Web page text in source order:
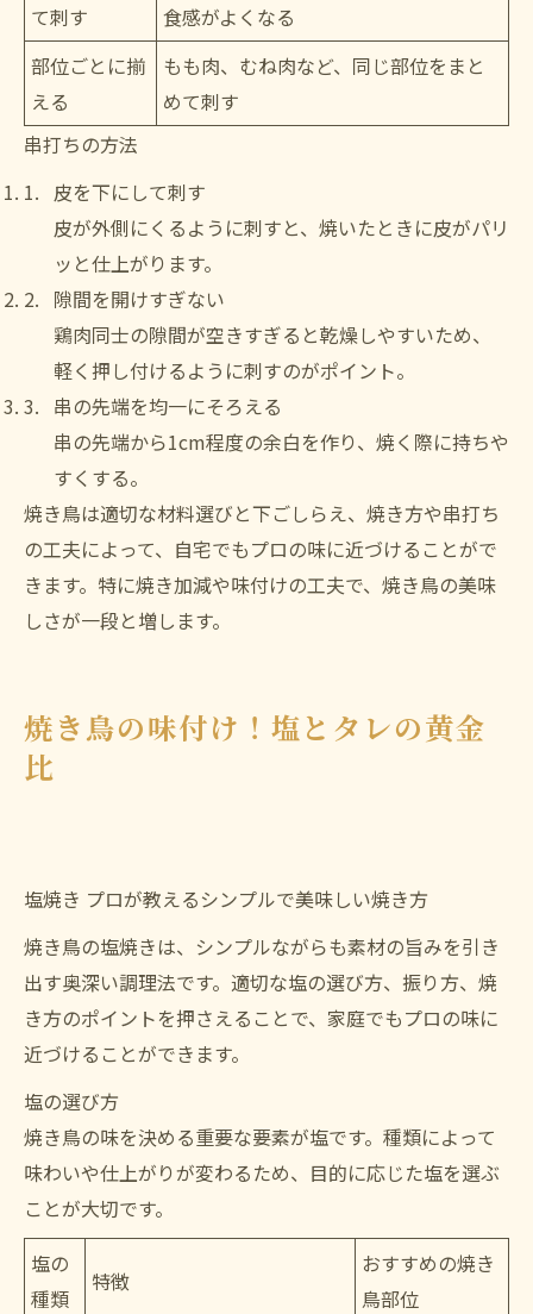
て刺す
食感がよくなる
部位ごとに揃
える
もも肉、むね肉など、同じ部位をまと
めて刺す
串打ちの方法
皮を下にして刺す
皮が外側にくるように刺すと、焼いたときに皮がパリ
ッと仕上がります。
隙間を開けすぎない
鶏肉同士の隙間が空きすぎると乾燥しやすいため、
軽く押し付けるように刺すのがポイント。
串の先端を均一にそろえる
串の先端から1cm程度の余白を作り、焼く際に持ちや
すくする。
焼き鳥は適切な材料選びと下ごしらえ、焼き方や串打ち
の工夫によって、自宅でもプロの味に近づけることがで
きます。特に焼き加減や味付けの工夫で、焼き鳥の美味
しさが一段と増します。
焼き鳥の味付け！塩とタレの黄金
比
塩焼き プロが教えるシンプルで美味しい焼き方
焼き鳥の塩焼きは、シンプルながらも素材の旨みを引き
出す奥深い調理法です。適切な塩の選び方、振り方、焼
き方のポイントを押さえることで、家庭でもプロの味に
近づけることができます。
塩の選び方
焼き鳥の味を決める重要な要素が塩です。種類によって
味わいや仕上がりが変わるため、目的に応じた塩を選ぶ
ことが大切です。
塩の
種類
特徴
おすすめの焼き
鳥部位